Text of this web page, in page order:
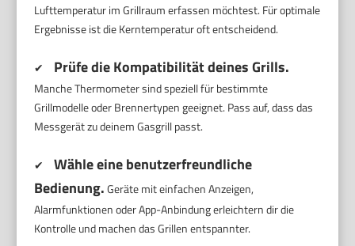
Lufttemperatur im Grillraum erfassen möchtest. Für optimale
Ergebnisse ist die Kerntemperatur oft entscheidend.
✔ Prüfe die Kompatibilität deines Grills.
Manche Thermometer sind speziell für bestimmte
Grillmodelle oder Brennertypen geeignet. Pass auf, dass das
Messgerät zu deinem Gasgrill passt.
✔
Wähle eine benutzerfreundliche
Bedienung.Geräte mit einfachen Anzeigen,
Alarmfunktionen oder App-Anbindung erleichtern dir die
Kontrolle und machen das Grillen entspannter.